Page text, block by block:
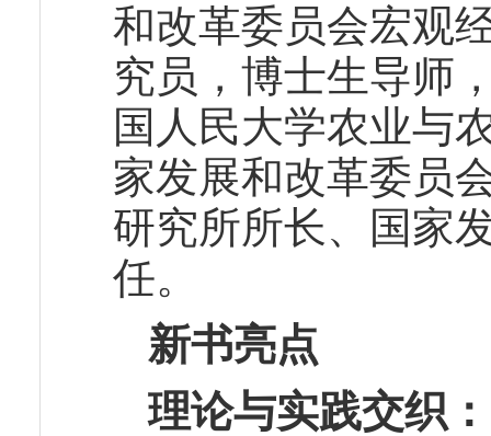
和改革委员会宏观
究员，博士生导师
国人民大学农业与
家发展和改革委员
研究所所长、国家
任。
新书亮点
理论与实践交织：